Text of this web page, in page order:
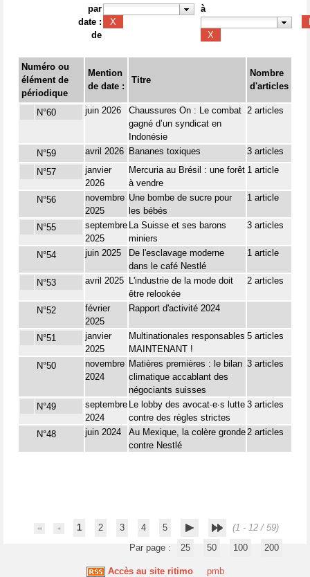
par
date :
de
à
Numéro ou
élément de
périodique
Mention
de date :
Titre
Nombre
d'articles
N°60 juin 2026
Chaussures On : Le combat
gagné d’un syndicat en
Indonésie
2 articles
N°59 avril 2026 Bananes toxiques
3 articles
N°57
janvier
2026
Mercuria au Brésil : une forêt
à vendre
1 article
N°56
novembre
2025
Une bombe de sucre pour
les bébés
1 article
N°55
septembre
2025
La Suisse et ses barons
miniers
3 articles
N°54 juin 2025
De l'esclavage moderne
dans le café Nestlé
1 article
N°53 avril 2025 L'industrie de la mode doit
être relookée
2 articles
N°52
février
2025
Rapport d'activité 2024
N°51
janvier
2025
Multinationales responsables
MAINTENANT !
5 articles
N°50
novembre
2024
Matières premières : le bilan
climatique accablant des
négociants suisses
3 articles
N°49
septembre
2024
Le lobby des avocat∙e∙s lutte
contre des règles strictes
3 articles
N°48 juin 2024
Au Mexique, la colère gronde
contre Nestlé
2 articles
1 2 3 4 5
(1 - 12 / 59)
Par page :
25 50 100 200
Accès au site ritimo pmb